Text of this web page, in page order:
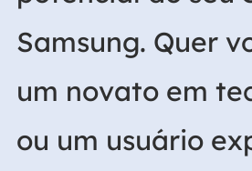
Samsung. Quer
um novato em
ou um usuário